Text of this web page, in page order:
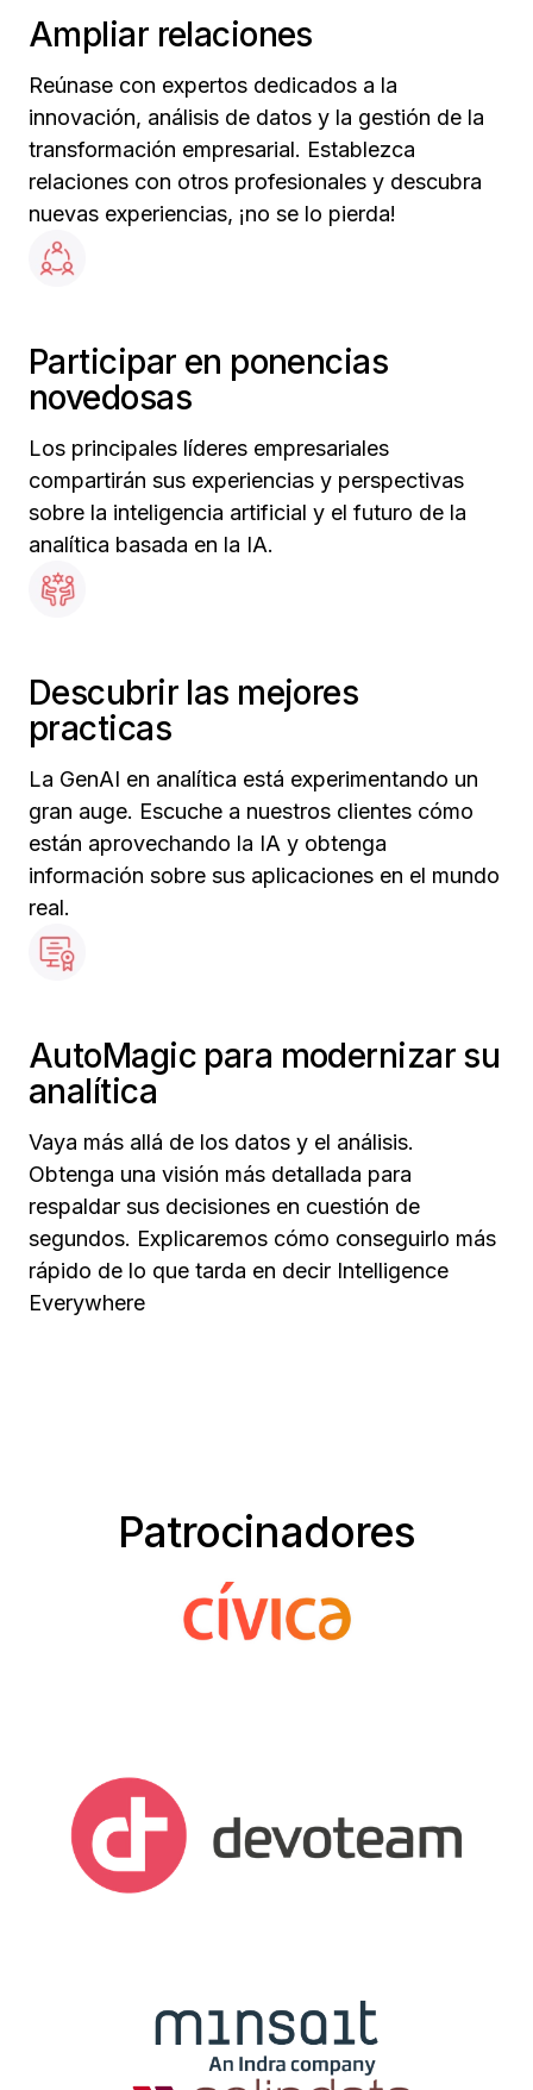
Ampliar relaciones
Reúnase con expertos dedicados a la
innovación, análisis de datos y la gestión de la
transformación empresarial. Establezca
relaciones con otros profesionales y descubra
nuevas experiencias, ¡no se lo pierda!
Participar en ponencias
novedosas
Los principales líderes empresariales
compartirán sus experiencias y perspectivas
sobre la inteligencia artificial y el futuro de la
analítica basada en la IA.
Descubrir las mejores
practicas
La GenAI en analítica está experimentando un
gran auge. Escuche a nuestros clientes cómo
están aprovechando la IA y obtenga
información sobre sus aplicaciones en el mundo
real.
AutoMagic para modernizar su
analítica
Vaya más allá de los datos y el análisis.
Obtenga una visión más detallada para
respaldar sus decisiones en cuestión de
segundos. Explicaremos cómo conseguirlo más
rápido de lo que tarda en decir Intelligence
Everywhere
Patrocinadores